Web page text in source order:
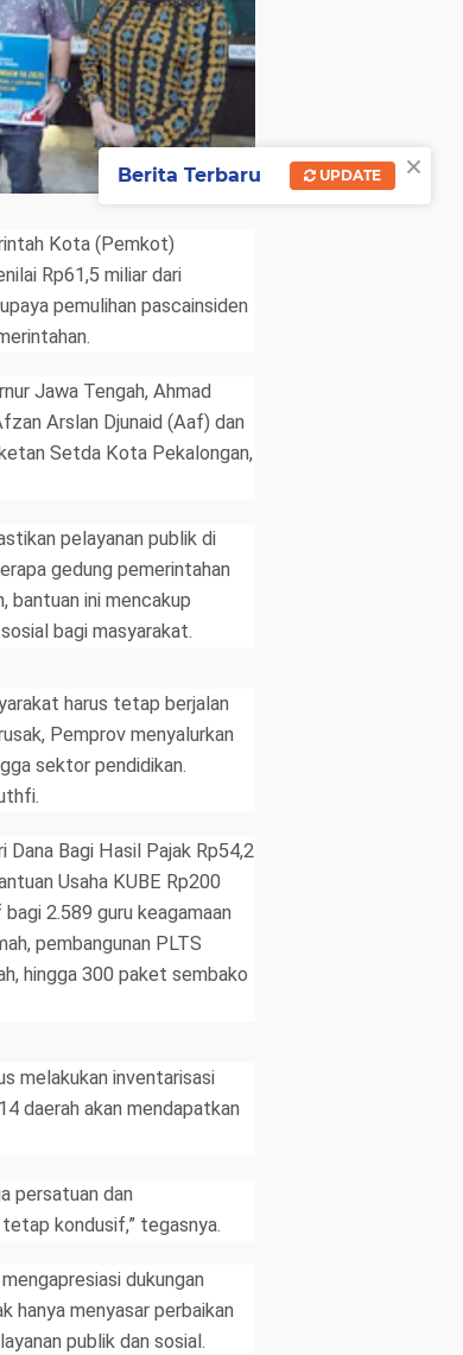
Kota (Pemkot)
Rp61,5 miliar dari
pemulihan pascainsiden
Jawa Tengah, Ahmad
Arslan Djunaid (Aaf) dan
Setda Kota Pekalongan,
pelayanan publik di
gedung pemerintahan
bantuan ini mencakup
bagi masyarakat.
harus tetap berjalan
Pemprov menyalurkan
sektor pendidikan.
Bagi Hasil Pajak Rp54,2
Usaha KUBE Rp200
2.589 guru keagamaan
pembangunan PLTS
hingga 300 paket sembako
melakukan inventarisasi
daerah akan mendapatkan
persatuan dan
kondusif,” tegasnya.
dukungan
hanya menyasar perbaikan
publik dan sosial.
×
Berita Terbaru UPDATE